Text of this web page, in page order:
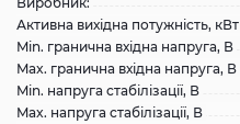
Активна вихідна потужність, кВт
Min. гранична вхідна напруга, В
Max. гранична вхідна напруга, В
Min. напруга стабілізації, В
Max. напруга стабілізації, В